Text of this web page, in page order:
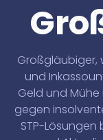
Großgläubiger,
und
Geld und
gegen
STP-Lösungen